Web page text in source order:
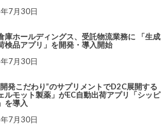
7月30日
庫ホールディングス、受託物流業務に 「生成
検品アプリ」を開発・導入開始
7月30日
発こだわり”のサプリメントでD2C展開する
ルモット製薬」がEC自動出荷アプリ「シッピ
を導入
7月30日